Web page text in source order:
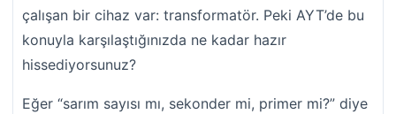
çalışan bir cihaz var: transformatör. Peki AYT’de bu
konuyla karşılaştığınızda ne kadar hazır
hissediyorsunuz?
Eğer “sarım sayısı mı, sekonder mi, primer mi?” diye